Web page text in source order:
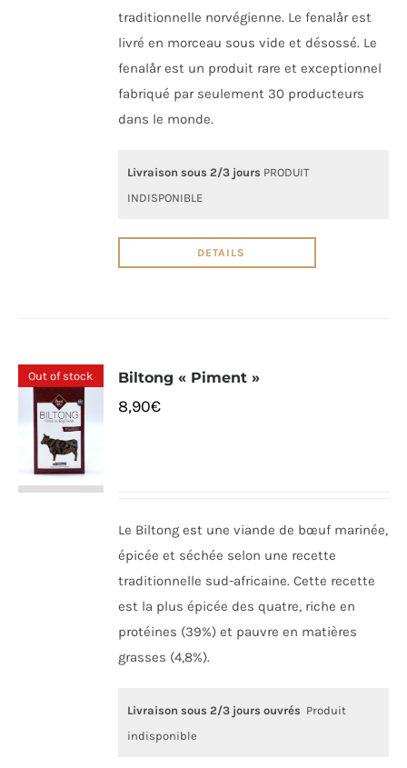
traditionnelle norvégienne. Le fenalår est
livré en morceau sous vide et désossé. Le
fenalår est un produit rare et exceptionnel
fabriqué par seulement 30 producteurs
dans le monde.
Livraison sous 2/3 jours PRODUIT
INDISPONIBLE
DETAILS
Out of stock Biltong « Piment »
8,90€
Le Biltong est une viande de bœuf marinée,
épicée et séchée selon une recette
traditionnelle sud-africaine. Cette recette
est la plus épicée des quatre, riche en
protéines (39%) et pauvre en matières
grasses (4,8%).
Livraison sous 2/3 jours ouvrés Produit
indisponible